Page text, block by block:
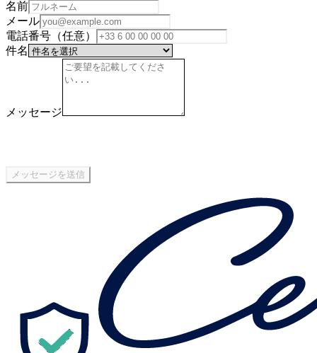
名前
メール
電話番号（任意）
件名
メッセージ
メッセージを送信